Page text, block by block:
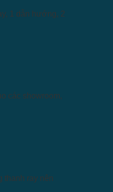
1 dẫn hướng, 2
các showroom,
thanh ray nên